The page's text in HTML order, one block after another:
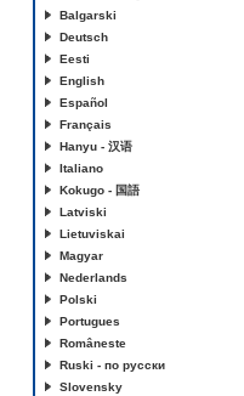
Balgarski
Deutsch
Eesti
English
Español
Français
Hanyu - 汉语
Italiano
Kokugo - 国語
Latviski
Lietuviskai
Magyar
Nederlands
Polski
Portugues
Româneste
Ruski - по русски
Slovensky